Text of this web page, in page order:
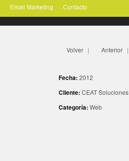
Email Marketing Contacto
Volver | Anterior |
Fecha: 2012
Cliente: CEAT Soluciones
Categoría: Web